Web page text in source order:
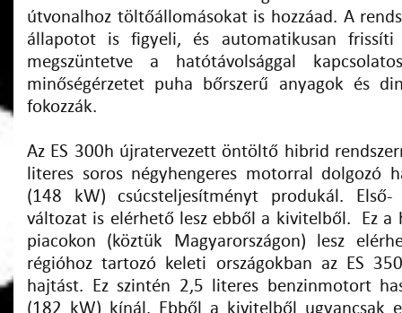
útvonalhoz töltőállomásokat is hozzáad. A
állapotot is figyeli, és automatikusan frissíti
megszüntetve a hatótávolsággal
minőségérzetet puha bőrszerű anyagok és
fokozzák.
Az ES 300h újratervezett öntöltő hibrid
literes soros négyhengeres motorral dolgozó
(148 kW) csúcsteljesítményt produkál. Első-
változat is elérhető lesz ebből a kivitelből. Ez a
piacokon (köztük Magyarországon) lesz
régióhoz tartozó keleti országokban az ES
hajtást. Ez szintén 2,5 literes benzinmotort
(182 kW) kínál. Ebből a kivitelből ugyancsak